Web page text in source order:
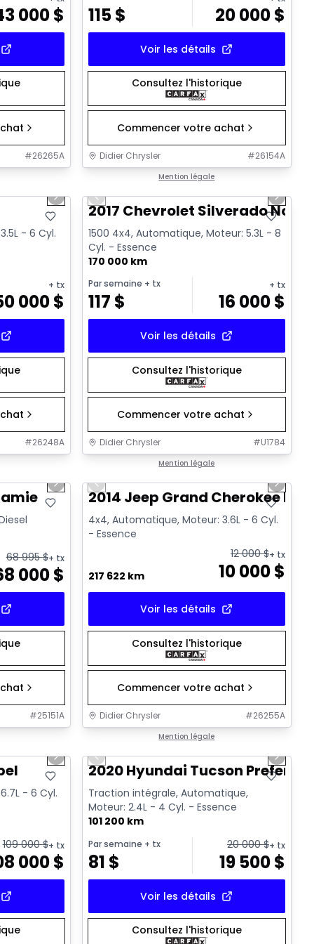
000$
#26265A
115$ 20 000$
Voir les détails
Consultez l'historique
Commencer votre achat
Didier Chrysler #26154A
Mention légale
Next slide
- 6 Cyl.
+ tx
000$
#26248A
Très bonne offre
Previous slide Next
2017 Chevrolet Silverado Noir
1500 4x4, Automatique, Moteur: 5.3L - 8
Cyl. - Essence
170 000 km
Par semaine + tx
117 $
+ tx
16 000$
Voir les détails
Consultez l'historique
Commencer votre achat
Didier Chrysler #U1784
Mention légale
Next slide
68 995$+ tx
000$
#25151A
Très bonne offre
Previous slide Next
2014 Jeep Grand Cherokee
4x4, Automatique, Moteur: 3.6L - 6 Cyl.
- Essence
217 622 km 10 000$
12 000$+ tx
Voir les détails
Consultez l'historique
Commencer votre achat
Didier Chrysler #26255A
Mention légale
Next slide
- 6 Cyl.
109 000$+ tx
000$
Très bonne offre
Previous slide Next
2020 Hyundai Tucson Preferred
Traction intégrale, Automatique,
Moteur: 2.4L - 4 Cyl. - Essence
101 200 km
Par semaine + tx
81 $
20 000$+ tx
19 500$
Voir les détails
Consultez l'historique